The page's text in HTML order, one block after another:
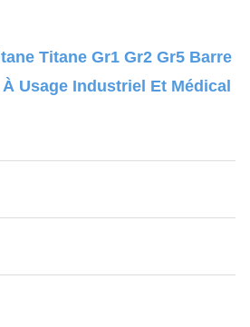
Titane Gr1 Gr2 Gr5 Barre
Usage Industriel Et Médical